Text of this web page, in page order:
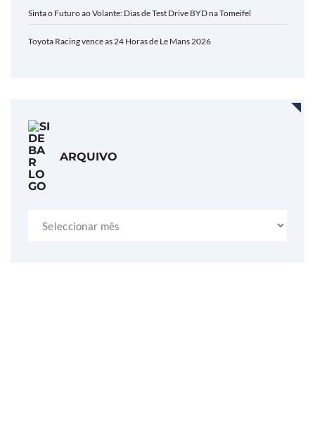
Sinta o Futuro ao Volante: Dias de Test Drive BYD na Tomeifel
Toyota Racing vence as 24 Horas de Le Mans 2026
ARQUIVO